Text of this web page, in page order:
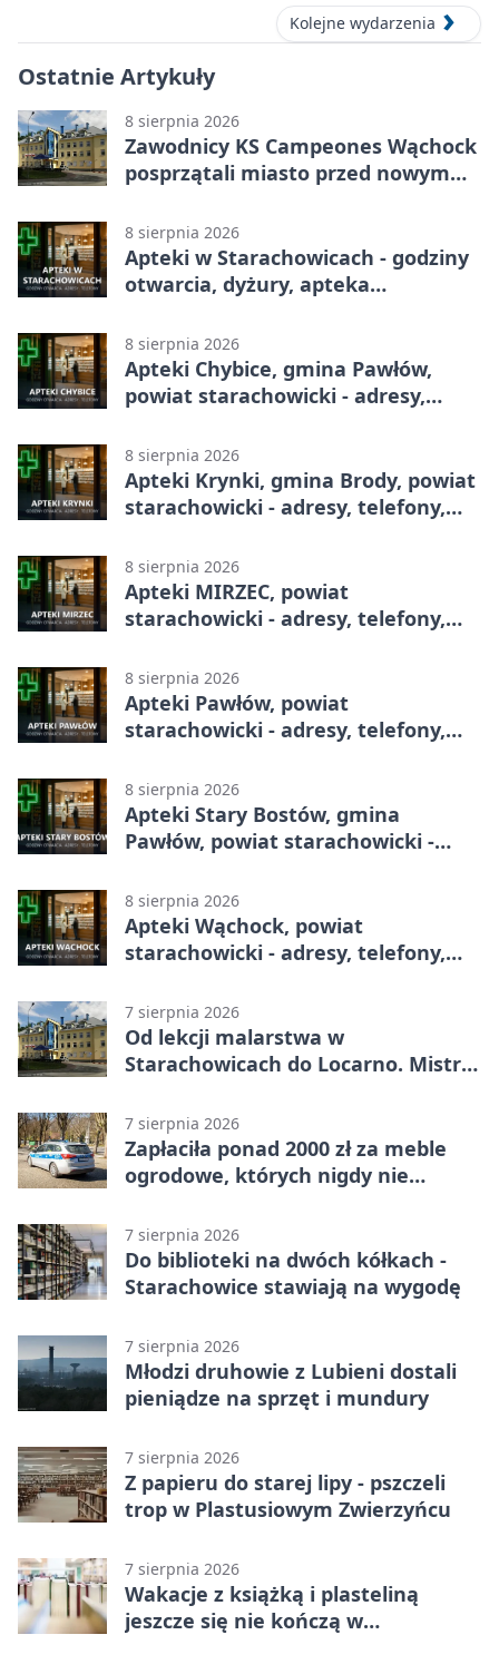
blues w zabytkowej hucieKolejne wydarzenia
Ostatnie Artykuły
8 sierpnia 2026
Zawodnicy KS Campeones Wąchock
posprzątali miasto przed nowym
8 sierpnia 2026
Apteki w Starachowicach - godziny
otwarcia, dyżury, apteka
8 sierpnia 2026
Apteki Chybice, gmina Pawłów,
powiat starachowicki - adresy,
8 sierpnia 2026
Apteki Krynki, gmina Brody, powiat
starachowicki - adresy, telefony,
8 sierpnia 2026
Apteki MIRZEC, powiat
starachowicki - adresy, telefony,
8 sierpnia 2026
Apteki Pawłów, powiat
starachowicki - adresy, telefony,
8 sierpnia 2026
Apteki Stary Bostów, gmina
Pawłów, powiat starachowicki -
8 sierpnia 2026
Apteki Wąchock, powiat
starachowicki - adresy, telefony,
7 sierpnia 2026
Od lekcji malarstwa w
Starachowicach do Locarno. Mistrz
7 sierpnia 2026
Zapłaciła ponad 2000 zł za meble
ogrodowe, których nigdy nie
7 sierpnia 2026
Do biblioteki na dwóch kółkach -
Starachowice stawiają na wygodę
7 sierpnia 2026
Młodzi druhowie z Lubieni dostali
pieniądze na sprzęt i mundury
7 sierpnia 2026
Z papieru do starej lipy - pszczeli
trop w Plastusiowym Zwierzyńcu
7 sierpnia 2026
Wakacje z książką i plasteliną
jeszcze się nie kończą w